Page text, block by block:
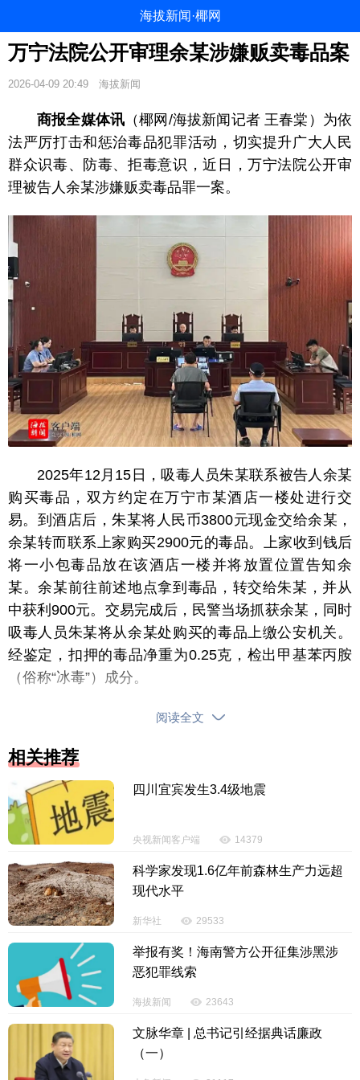
海拔新闻·椰网
万宁法院公开审理余某涉嫌贩卖毒品案
2026-04-09 20:49 海拔新闻
商报全媒体讯 （椰网/海拔新闻记者 王春棠）为依
法严厉打击和惩治毒品犯罪活动，切实提升广大人民
群众识毒、防毒、拒毒意识，近日，万宁法院公开审
理被告人余某涉嫌贩卖毒品罪一案。
2025年12月15日，吸毒人员朱某联系被告人余某
购买毒品，双方约定在万宁市某酒店一楼处进行交
易。到酒店后，朱某将人民币3800元现金交给余某，
余某转而联系上家购买2900元的毒品。上家收到钱后
将一小包毒品放在该酒店一楼并将放置位置告知余
某。余某前往前述地点拿到毒品，转交给朱某，并从
中获利900元。交易完成后，民警当场抓获余某，同时
吸毒人员朱某将从余某处购买的毒品上缴公安机关。
经鉴定，扣押的毒品净重为0.25克，检出甲基苯丙胺
（俗称“冰毒”）成分。
公诉机关认为，被告人余某以牟利为目的，违反
犯了《中华人民共和国刑法》第三百四十七条第一
款、第四款，犯罪事实清楚，证据确实、充分，提请
以贩卖毒品罪追究其刑事责任。
庭审过程中，审判长有序组织控辩双方进行举
证、质证和辩论，充分保障了控辩双方的各项权利。
庭审严谨规范，案件将择期宣判。
品，欢迎转发，但非经本报书面授权同意，严禁包括但不限于转载或改
编、引用等，违者必追究法律责任。
阅读全文
相关推荐
四川宜宾发生3.4级地震
央视新闻客户端 14379
科学家发现1.6亿年前森林生产力远超
现代水平
新华社 29533
举报有奖！海南警方公开征集涉黑涉
恶犯罪线索
海拔新闻 23643
文脉华章 | 总书记引经据典话廉政
（一）